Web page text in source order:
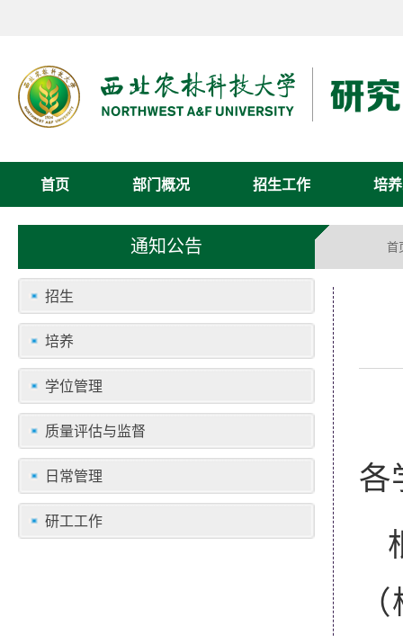
首页 部门概况 招生工作 培
通知公告 首
招生
培养
学位管理
质量评估与监督
日常管理
研工工作
各